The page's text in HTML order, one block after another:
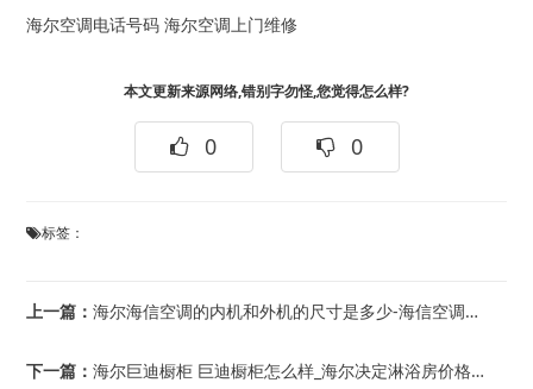
海尔空调电话号码 海尔空调上门维修
本文更新来源网络,错别字勿怪,您觉得怎么样?
0 0
标签：
上一篇：海尔海信空调的内机和外机的尺寸是多少-海信空调的内机和外机的尺寸介绍-海尔海信空...
下一篇：海尔巨迪橱柜 巨迪橱柜怎么样_海尔决定淋浴房价格因素 淋浴房价格